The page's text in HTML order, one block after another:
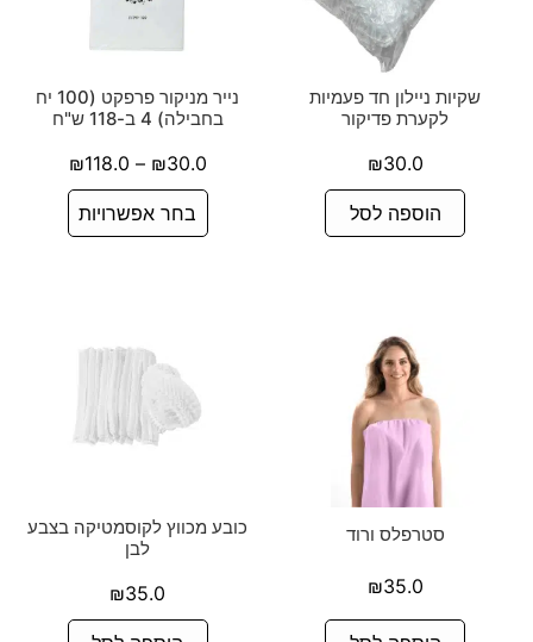
שקיות ניילון חד פעמיות
לקערת פדיקור
₪30.0
הוספה לסל
נייר מניקור פרפקט (100 יח
בחבילה) 4 ב-118 ש"ח
₪30.0
–
₪118.0
בחר אפשרויות
סטרפלס ורוד
₪35.0
כובע מכווץ לקוסמטיקה בצבע
לבן
₪35.0